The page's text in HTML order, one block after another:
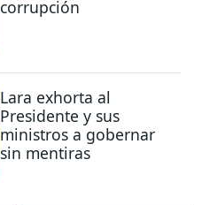
corrupción
Lara exhorta al
Presidente y sus
ministros a gobernar
sin mentiras